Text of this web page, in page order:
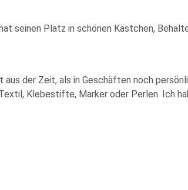
seinen Platz in schönen Kästchen,
der Zeit, als in Geschäften noch
Klebestifte, Marker oder Perlen. Ich